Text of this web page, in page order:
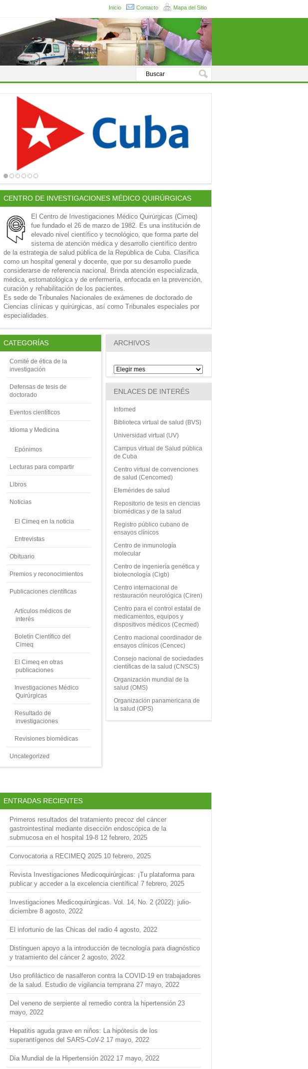
Inicio Contacto Mapa del Sitio
CENTRO DE INVESTIGACIONES MÉDICO QUIRÚRGICAS
El Centro de Investigaciones Médico Quirúrgicas (Cimeq)
fue fundado el 26 de marzo de 1982. Es una institución de
elevado nivel científico y tecnológico, que forma parte del
sistema de atención médica y desarrollo científico dentro
de la estrategia de salud pública de la República de Cuba. Clasifica
como un hospital general y docente, que por su desarrollo puede
considerarse de referencia nacional. Brinda atención especializada,
médica, estomatológica y de enfermería, enfocada en la prevención,
curación y rehabilitación de los pacientes.
Es sede de Tribunales Nacionales de exámenes de doctorado de
Ciencias clínicas y quirúrgicas, así como Tribunales especiales por
especialidades.
CATEGORÍAS
Comité de ética de la
investigación
Defensas de tesis de
doctorado
Eventos científicos
Idioma y Medicina
Epónimos
Lecturas para compartir
Libros
Noticias
El Cimeq en la noticia
Entrevistas
Obituario
Premios y reconocimientos
Publicaciones científicas
Artículos médicos de
interés
Boletín Científico del
Cimeq
El Cimeq en otras
publicaciones
Investigaciones Médico
Quirúrgicas
Resultado de
investigaciones
Revisiones biomédicas
Uncategorized
ARCHIVOS
ENLACES DE INTERÉS
Infomed
Biblioteca virtual de salud (BVS)
Universidad virtual (UV)
Campus virtual de Salud pública
de Cuba
Centro virtual de convenciones
de salud (Cencomed)
Efemérides de salud
Repositorio de tesis en ciencias
biomédicas y de la salud
Registro público cubano de
ensayos clínicos
Centro de inmunología
molecular
Centro de ingeniería genética y
biotecnología (Cigb)
Centro internacional de
restauración neurológica (Ciren)
Centro para el control estatal de
medicamentos, equipos y
dispositivos médicos (Cecmed)
Centro macional coordinador de
ensayos clínicos (Cencec)
Consejo nacional de sociedades
científicas de la salud (CNSCS)
Organización mundial de la
salud (OMS)
Organización panamericana de
la salud (OPS)
ENTRADAS RECIENTES
Primeros resultados del tratamiento precoz del cáncer
gastrointestinal mediante disección endoscópica de la
submucosa en el hospital 19-8 12 febrero, 2025
Convocatoria a RECIMEQ 2025 10 febrero, 2025
Revista Investigaciones Medicoquirúrgicas: ¡Tu plataforma para
publicar y acceder a la excelencia científica! 7 febrero, 2025
Investigaciones Medicoquirúrgicas. Vol. 14, No. 2 (2022): julio-
diciembre 8 agosto, 2022
El infortunio de las Chicas del radio 4 agosto, 2022
Distinguen apoyo a la introducción de tecnología para diagnóstico
y tratamiento del cáncer 2 agosto, 2022
Uso profiláctico de nasalferon contra la COVID-19 en trabajadores
de la salud. Estudio de vigilancia temprana 27 mayo, 2022
Del veneno de serpiente al remedio contra la hipertensión 23
mayo, 2022
Hepatitis aguda grave en niños: La hipótesis de los
superantígenos del SARS-CoV-2 17 mayo, 2022
Día Mundial de la Hipertensión 2022 17 mayo, 2022